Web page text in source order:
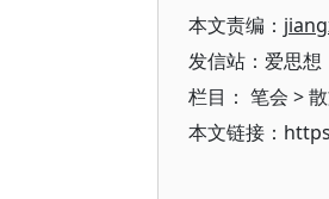
本文责编：
发信站：爱思
栏目： 笔会 >
本文链接：